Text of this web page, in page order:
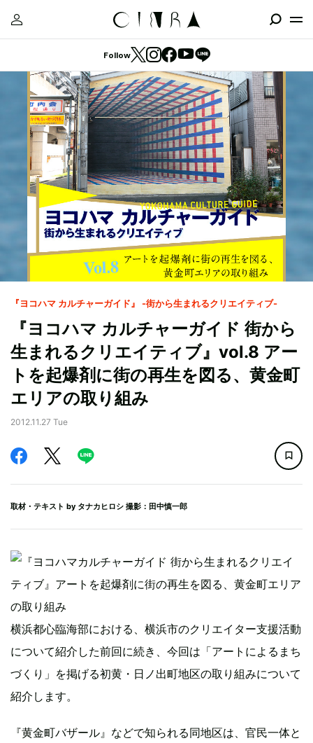
Follow
『ヨコハマ カルチャーガイド』 -街から生まれるクリエイティブ-
『ヨコハマ カルチャーガイド 街から
生まれるクリエイティブ』vol.8 アー
トを起爆剤に街の再生を図る、黄金町
エリアの取り組み
2012.11.27 Tue
取材・テキスト by タナカヒロシ 撮影：田中慎一郎
横浜都心臨海部における、横浜市のクリエイター支援活動
について紹介した前回に続き、今回は「アートによるまち
づくり」を掲げる初黄・日ノ出町地区の取り組みについて
紹介します。
『黄金町バザール』などで知られる同地区は、官民一体と